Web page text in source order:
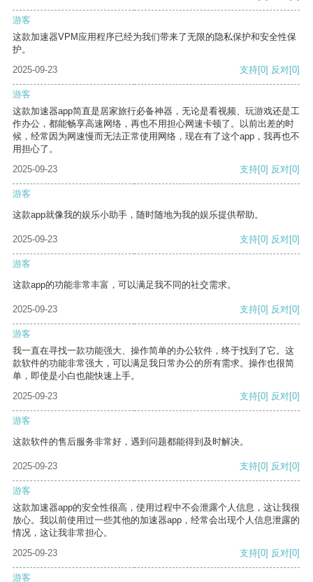
游客
这款加速器VPM应用程序已经为我们带来了无限的隐私保护和安全性保
护。
2025-09-23
支持[0] 反对[0]
游客
这款加速器app简直是居家旅行必备神器，无论是看视频、玩游戏还是工
作办公，都能畅享高速网络，再也不用担心网速卡顿了。以前出差的时
候，经常因为网速慢而无法正常使用网络，现在有了这个app，我再也不
用担心了。
2025-09-23
支持[0] 反对[0]
游客
这款app就像我的娱乐小助手，随时随地为我的娱乐提供帮助。
2025-09-23 支持[0] 反对[0]
游客
这款app的功能非常丰富，可以满足我不同的社交需求。
2025-09-23 支持[0] 反对[0]
游客
我一直在寻找一款功能强大、操作简单的办公软件，终于找到了它。这
款软件的功能非常强大，可以满足我日常办公的所有需求。操作也很简
单，即使是小白也能快速上手。
2025-09-23
支持[0] 反对[0]
游客
这款软件的售后服务非常好，遇到问题都能得到及时解决。
2025-09-23 支持[0] 反对[0]
游客
这款加速器app的安全性很高，使用过程中不会泄露个人信息，这让我很
放心。我以前使用过一些其他的加速器app，经常会出现个人信息泄露的
情况，这让我非常担心。
2025-09-23
支持[0] 反对[0]
游客